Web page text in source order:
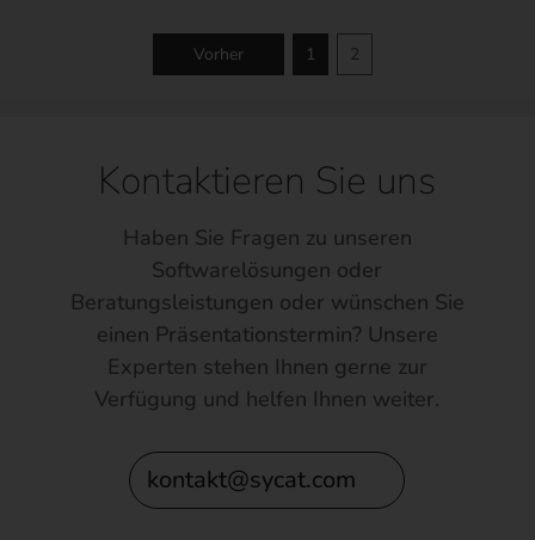
Vorher 1 2
Kontaktieren Sie uns
Haben Sie Fragen zu unseren
Softwarelösungen oder
Beratungsleistungen oder wünschen Sie
einen Präsentationstermin? Unsere
Experten stehen Ihnen gerne zur
Verfügung und helfen Ihnen weiter.
kontakt@sycat.com